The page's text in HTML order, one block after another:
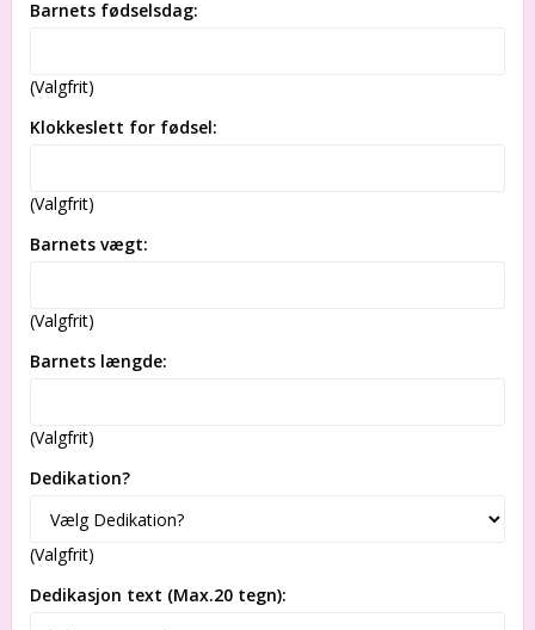
Barnets fødselsdag:
(Valgfrit)
Klokkeslett for fødsel:
(Valgfrit)
Barnets vægt:
(Valgfrit)
Barnets længde:
(Valgfrit)
Dedikation?
(Valgfrit)
Dedikasjon text (Max.20 tegn):